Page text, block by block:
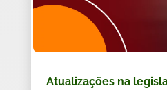
Atualizações na